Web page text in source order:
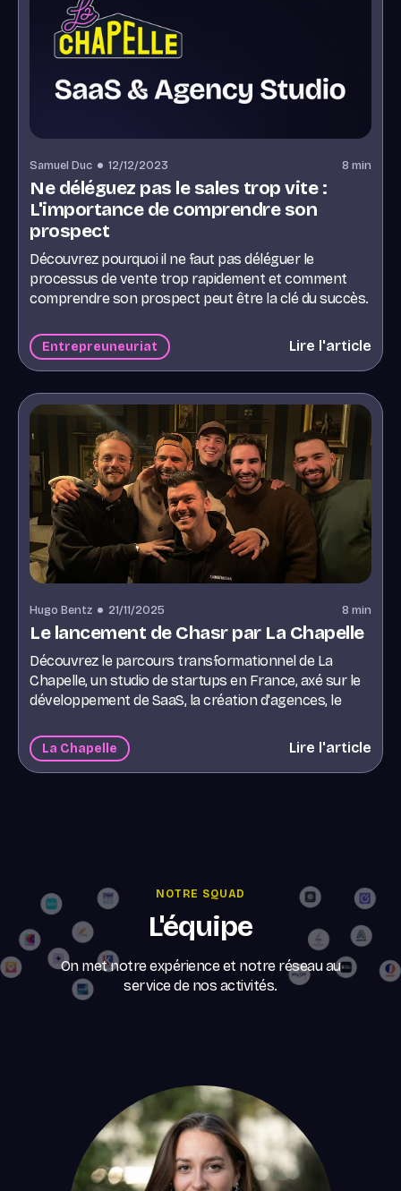
Samuel Duc 12/12/2023 8 min
Ne déléguez pas le sales trop vite :
L'importance de comprendre son
prospect
Découvrez pourquoi il ne faut pas déléguer le
processus de vente trop rapidement et comment
comprendre son prospect peut être la clé du succès.
pratiques. Lisez notre article pour en savoir plus !
Entrepreuneuriat Lire l'article
Hugo Bentz 21/11/2025 8 min
Le lancement de Chasr par La Chapelle
Découvrez le parcours transformationnel de La
Chapelle, un studio de startups en France, axé sur le
développement de SaaS, la création d'agences, le
communauté. Apprenez comment la magie opère
grâce à des événements pilotés par la communauté
et une forte concentration sur le contenu généré par
La Chapelle Lire l'article
NOTRE SQUAD
L'équipe
On met notre expérience et notre réseau au
service de nos activités.